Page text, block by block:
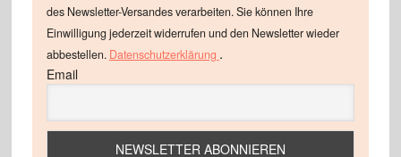
des Newsletter-Versandes verarbeiten. Sie können Ihre
Einwilligung jederzeit widerrufen und den Newsletter wieder
abbestellen. Datenschutzerklärung .
Email